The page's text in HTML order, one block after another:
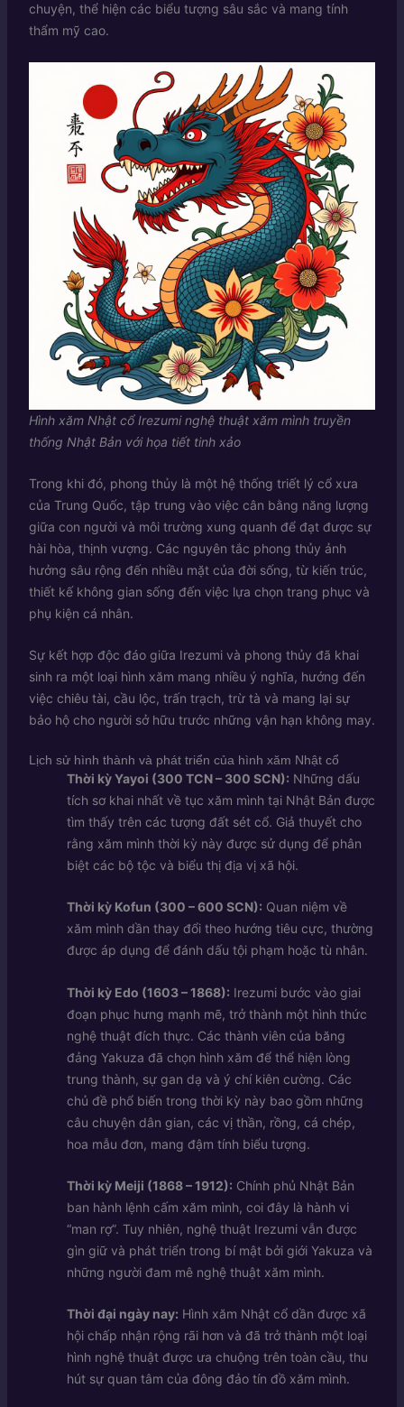
chuyện, thể hiện các biểu tượng sâu sắc và mang tính
thẩm mỹ cao.
Hình xăm Nhật cổ Irezumi nghệ thuật xăm mình truyền
thống Nhật Bản với họa tiết tinh xảo
Trong khi đó, phong thủy là một hệ thống triết lý cổ xưa
của Trung Quốc, tập trung vào việc cân bằng năng lượng
giữa con người và môi trường xung quanh để đạt được sự
hài hòa, thịnh vượng. Các nguyên tắc phong thủy ảnh
hưởng sâu rộng đến nhiều mặt của đời sống, từ kiến trúc,
thiết kế không gian sống đến việc lựa chọn trang phục và
phụ kiện cá nhân.
Sự kết hợp độc đáo giữa Irezumi và phong thủy đã khai
sinh ra một loại hình xăm mang nhiều ý nghĩa, hướng đến
việc chiêu tài, cầu lộc, trấn trạch, trừ tà và mang lại sự
bảo hộ cho người sở hữu trước những vận hạn không may.
Lịch sử hình thành và phát triển của hình xăm Nhật cổ
Thời kỳ Yayoi (300 TCN – 300 SCN): Những dấu
tích sơ khai nhất về tục xăm mình tại Nhật Bản được
tìm thấy trên các tượng đất sét cổ. Giả thuyết cho
rằng xăm mình thời kỳ này được sử dụng để phân
biệt các bộ tộc và biểu thị địa vị xã hội.
Thời kỳ Kofun (300 – 600 SCN): Quan niệm về
xăm mình dần thay đổi theo hướng tiêu cực, thường
được áp dụng để đánh dấu tội phạm hoặc tù nhân.
Thời kỳ Edo (1603 – 1868): Irezumi bước vào giai
đoạn phục hưng mạnh mẽ, trở thành một hình thức
nghệ thuật đích thực. Các thành viên của băng
đảng Yakuza đã chọn hình xăm để thể hiện lòng
trung thành, sự gan dạ và ý chí kiên cường. Các
chủ đề phổ biến trong thời kỳ này bao gồm những
câu chuyện dân gian, các vị thần, rồng, cá chép,
hoa mẫu đơn, mang đậm tính biểu tượng.
Thời kỳ Meiji (1868 – 1912): Chính phủ Nhật Bản
ban hành lệnh cấm xăm mình, coi đây là hành vi
“man rợ”. Tuy nhiên, nghệ thuật Irezumi vẫn được
gìn giữ và phát triển trong bí mật bởi giới Yakuza và
những người đam mê nghệ thuật xăm mình.
Thời đại ngày nay: Hình xăm Nhật cổ dần được xã
hội chấp nhận rộng rãi hơn và đã trở thành một loại
hình nghệ thuật được ưa chuộng trên toàn cầu, thu
hút sự quan tâm của đông đảo tín đồ xăm mình.